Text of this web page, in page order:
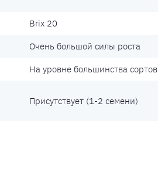
Brix 20
Очень большой силы роста
На уровне большинства сортов
Присутствует (1-2 семени)